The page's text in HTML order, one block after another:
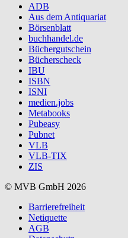
ADB
Aus dem Antiquariat
Börsenblatt
buchhandel.de
Büchergutschein
Bücherscheck
IBU
ISBN
ISNI
medien.jobs
Metabooks
Pubeasy
Pubnet
VLB
VLB-TIX
ZIS
© MVB GmbH 2026
Barrierefreiheit
Netiquette
AGB